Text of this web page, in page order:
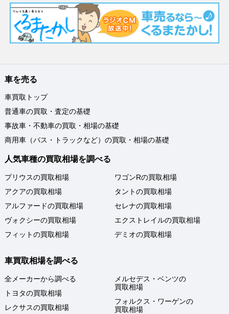
車を売る
車買取トップ
普通車の買取・査定の基礎
事故車・不動車の買取・相場の基礎
商用車（バス・トラックなど）の買取・相場の基礎
人気車種の買取相場を調べる
プリウスの買取相場
アクアの買取相場
アルファードの買取相場
ヴォクシーの買取相場
フィットの買取相場
ワゴンRの買取相場
タントの買取相場
セレナの買取相場
エクストレイルの買取相場
デミオの買取相場
車買取相場を調べる
全メーカーから調べる
トヨタの買取相場
レクサスの買取相場
メルセデス・ベンツの
買取相場
フォルクス・ワーゲンの
買取相場